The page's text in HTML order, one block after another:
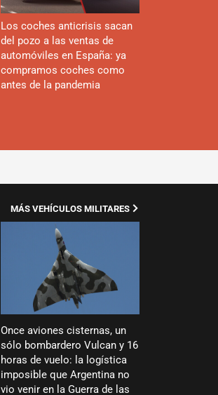
Los coches anticrisis sacan
del pozo a las ventas de
automóviles en España: ya
compramos coches como
antes de la pandemia
Once aviones cisternas, un
sólo bombardero Vulcan y 16
horas de vuelo: la logística
imposible que Argentina no
vio venir en la Guerra de las
MÁS VEHÍCULOS MILITARES